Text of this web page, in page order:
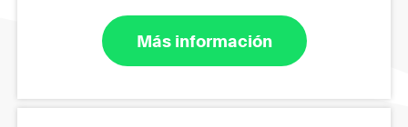
Más información